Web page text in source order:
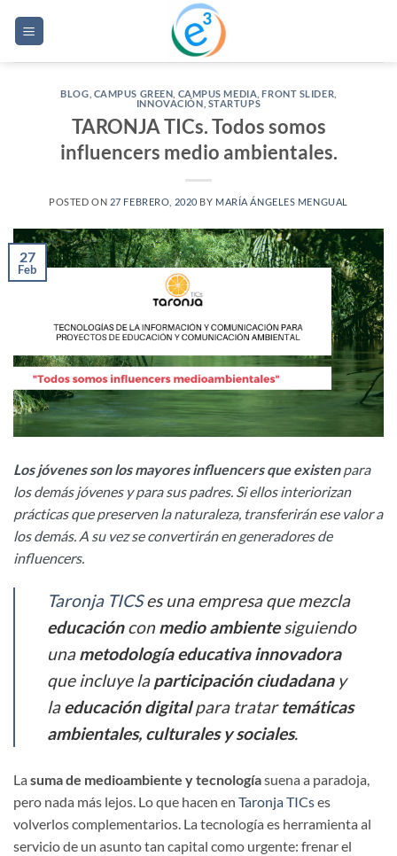
BLOG CAMPUS GREEN CAMPUS MEDIA ,FRONT SLIDER
INNOVACIÓN STARTUPS
TARONJA TICs. Todos somos
influencers medio ambientales.
POSTED ON 27 FEBRERO, 2020 BY MARÍA ÁNGELES MENGUAL
27
Feb
Los jóvenes son los mayores influencers que existenpara
los demás jóvenes y para sus padres. Si ellos interiorizan
prácticas que preserven la naturaleza, transferirán ese valor a
los demás. A su vez se convertirán en generadores de
influencers.
Taronja TICSes una empresa que mezcla
educaciónconmedio ambientesiguiendo
una metodología educativa innovadora
que incluye la participación ciudadana y
laeducación digitalpara tratartemáticas
ambientales, culturales y sociales.
La suma de medioambiente y tecnologíasuena a paradoja,
pero nada más lejos. Lo que hacen en Taronja TICses
volverlos complementarios. La tecnología es herramienta al
servicio de un asunto tan capital como urgente: frenar el